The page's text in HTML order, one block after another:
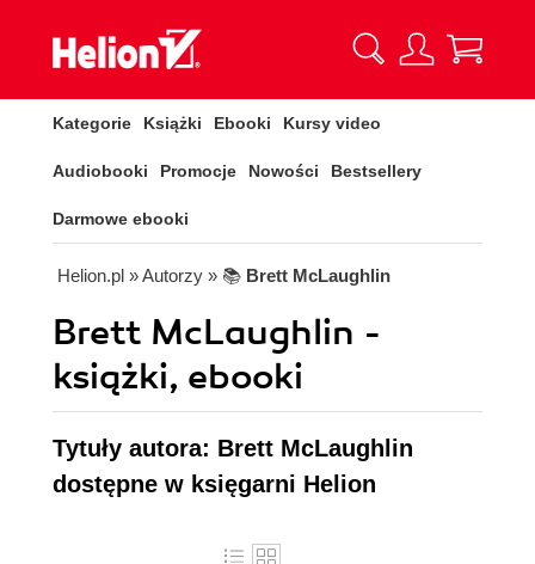
Kategorie Książki Ebooki Kursy video
Audiobooki Promocje Nowości Bestsellery
Darmowe ebooki
Helion.pl » Autorzy » 📚 Brett McLaughlin
Brett McLaughlin -
książki, ebooki
Tytuły autora: Brett McLaughlin
dostępne w księgarni Helion